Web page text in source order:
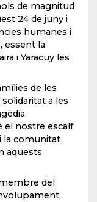
de magnitud
24 de juny i
humanes i
essent la
i Yaracuy les
de les
a les
el nostre escalf
la comunitat
aquests
del